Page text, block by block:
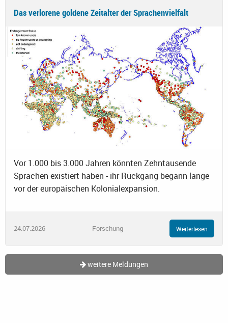
Das verlorene goldene Zeitalter der Sprachenvielfalt
Vor 1.000 bis 3.000 Jahren könnten Zehntausende
Sprachen existiert haben - ihr Rückgang begann lange
vor der europäischen Kolonialexpansion.
24.07.2026 Forschung Weiterlesen
weitere Meldungen